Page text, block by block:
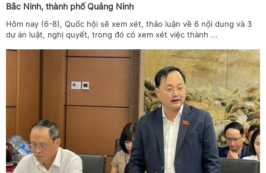
Bắc Ninh, thành phố Quảng Ninh
Hôm nay (6-8), Quốc hội sẽ xem xét, thảo luận về 6 nội dung và 3
dự án luật, nghị quyết, trong đó có xem xét việc thành ...